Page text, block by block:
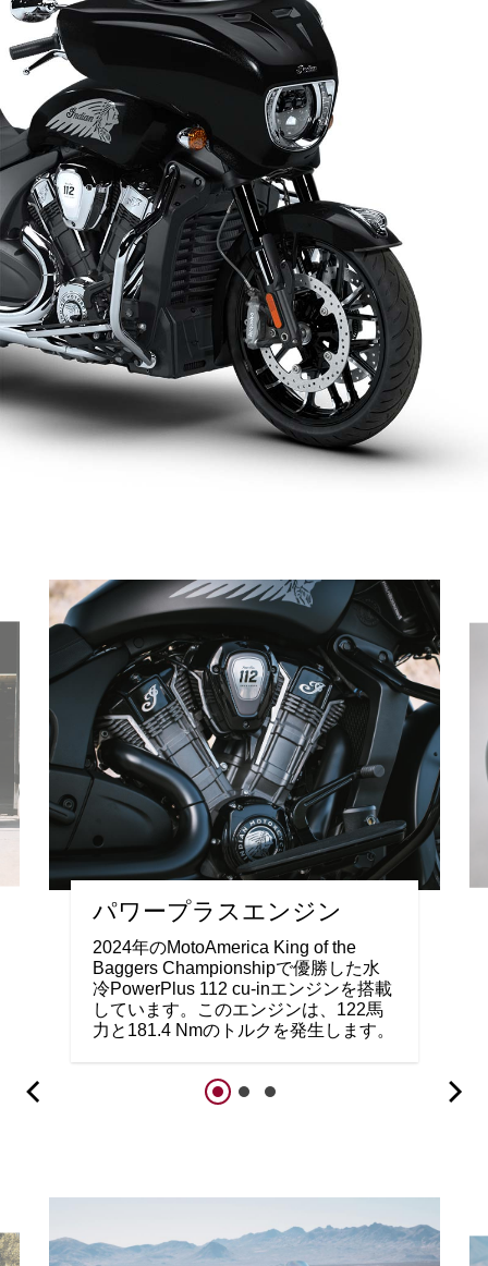
パワープラスエンジン
2024年のMotoAmerica King of the
Baggers Championshipで優勝した水
冷PowerPlus 112 cu-inエンジンを搭載
しています。このエンジンは、122馬
力と181.4 Nmのトルクを発生します。